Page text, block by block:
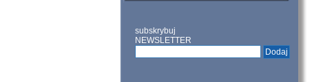
subskrybuj
NEWSLETTER